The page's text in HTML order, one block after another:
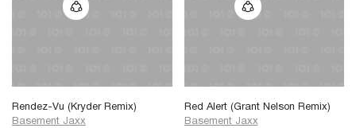
Rendez-Vu (Kryder Remix)
Basement Jaxx
Red Alert (Grant Nelson Remix)
Basement Jaxx